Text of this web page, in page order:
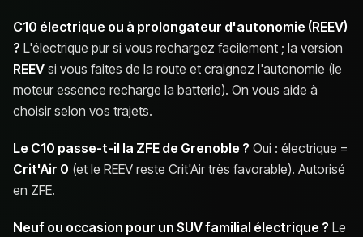
C10 électrique ou à prolongateur d'autonomie (REEV)
? L'électrique pur si vous rechargez facilement ; la version
REEV si vous faites de la route et craignez l'autonomie (le
moteur essence recharge la batterie). On vous aide à
choisir selon vos trajets.
Le C10 passe-t-il la ZFE de Grenoble ? Oui : électrique =
Crit'Air 0 (et le REEV reste Crit'Air très favorable). Autorisé
en ZFE.
Neuf ou occasion pour un SUV familial électrique ? Le